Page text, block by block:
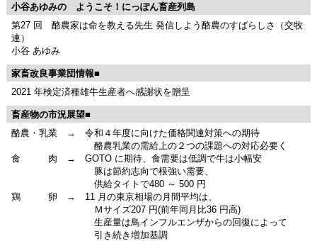
小谷あゆみの ようこそ！にっぽん畜産列島
第27 回 酪農家は命を教える先生 発信しよう酪農のすばらしさ（交牧
連）
小谷 あゆみ
家畜改良事業団情報■
2021 年検定済種雄牛生産者へ感謝状を贈呈
畜産物の市況展望■
酪農・乳業 → 令和４年度に向けた価格関連対策への期待
酪農乳業の需給上の２つの課題への対応必要く
食 肉 → GOTO に期待、食需要は低調で牛は小幅安
豚は節約志向で根強い需要、
供給タイトで480 ～ 500 円
鶏 卵 → 11 月の東京相場の月間平均は、
Ｍサイズ207 円(前年同月比36 円高)
生産量は鳥インフルエンザからの回復によって
引き続き増加基調